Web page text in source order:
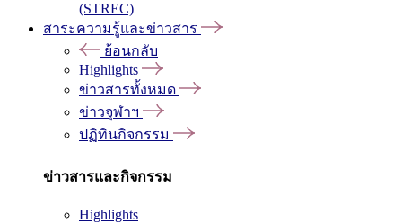
(STREC)
สาระความรู้และข่าวสาร
ย้อนกลับ
Highlights
ข่าวสารทั้งหมด
ข่าวจุฬาฯ
ปฏิทินกิจกรรม
ข่าวสารและกิจกรรม
Highlights